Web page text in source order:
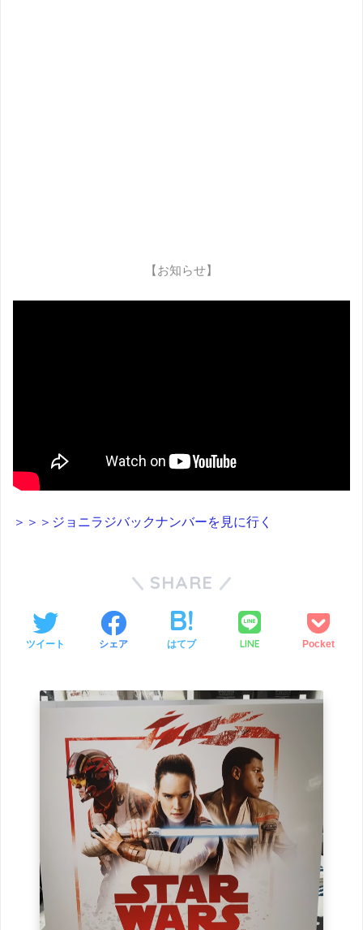
【お知らせ】
＞＞＞ジョニラジバックナンバーを見に行く
SHARE
ツイート シェア はてブ LINE Pocket